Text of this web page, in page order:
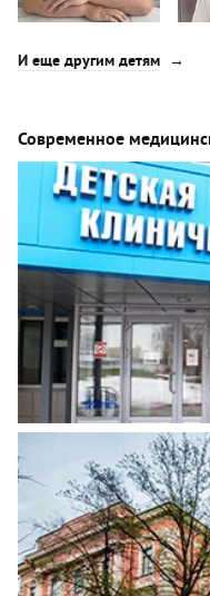
И еще другим детям
Современное